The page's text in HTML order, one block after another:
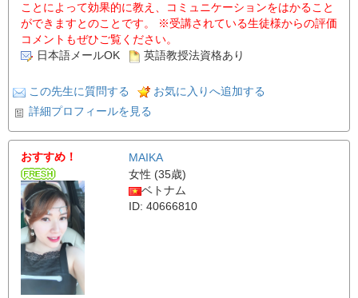
ことによって効果的に教え、コミュニケーションをはかること
ができますとのことです。 ※受講されている生徒様からの評価
コメントもぜひご覧ください。
日本語メールOK
英語教授法資格あり
この先生に質問する
お気に入りへ追加する
詳細プロフィールを見る
おすすめ！
MAIKA
女性 (35歳)
ベトナム
ID: 40666810